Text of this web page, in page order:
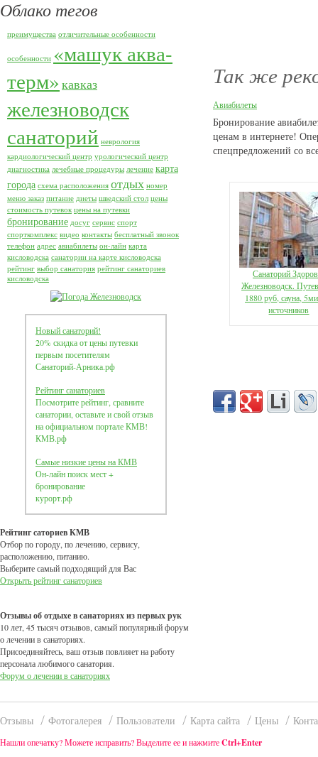
Облако тегов
преимущества отличительные особенности
особенности «машук аква-
терм» кавказ
железноводск
санаторий неврология
кардиологический центр урологический центр
диагностика лечебные процедуры лечение карта
города схема расположения отдых номер
меню заказ питание диеты шведский стол цены
стоимость путевок цены на путевки
бронирование досуг сервис спорт
спорткомплекс видео контакты бесплатный звонок
телефон адрес авиабилеты он-лайн карта
кисловодска санатории на карте кисловодска
рейтинг выбор санатория рейтинг санаториев
кисловодска
Новый санаторий!
20% скидка от цены путевки
первым посетителям
Санаторий-Арника.рф
Рейтинг санаториев
Посмотрите рейтинг, сравните
санатории, оставьте и свой отзыв
на официальном портале КМВ!
КМВ.рф
Самые низкие цены на КМВ
Он-лайн поиск мест +
бронирование
курорт.рф
Рейтинг саториев КМВ
Отбор по городу, по лечению, сервису,
расположению, питанию.
Выберите самый подходящий для Вас
Открыть рейтинг санаториев
Отзывы об отдыхе в санаториях из первых рук
10 лет, 45 тысяч отзывов, самый популярный форум
о лечении в санаториях.
Присоединяйтесь, ваш отзыв повлияет на работу
персонала любимого санатория.
Форум о лечении в санаториях
Так же
Авиабилеты
Бронирование
ценам в интернете!
спецпредложений со
Санаторий
Железноводск.
1880 руб, сауна,
источников
Отзывы Фотогалерея Пользователи Карта сайта Цены
Нашли опечатку? Можете исправить? Выделите ее и нажмитеCtrl+Enter